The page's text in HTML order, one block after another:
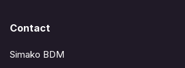
Contact
Simako BDM